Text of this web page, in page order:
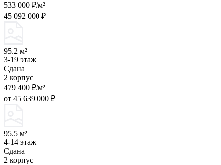
533 000 ₽/м²
45 092 000 ₽
95.2 м²
3-19 этаж
Сдана
2 корпус
479 400 ₽/м²
от 45 639 000 ₽
95.5 м²
4-14 этаж
Сдана
2 корпус